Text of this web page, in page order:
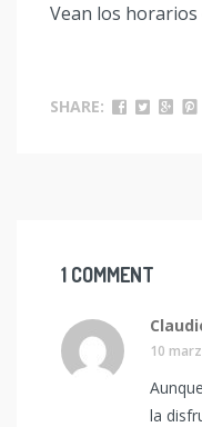
Vean los horarios
SHARE:
1 COMMENT
10
la